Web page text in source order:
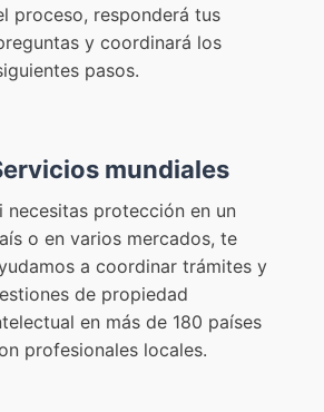
proceso, responderá tus
y coordinará los
pasos.
mundiales
necesitas protección en un
o en varios mercados, te
a coordinar trámites y
de propiedad
en más de 180 países
profesionales locales.